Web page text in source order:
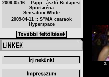
2009-05-16 :: Papp László Budapest
Sportaréna
Sensation White
2009-04-11 :: SYMA csarnok
Hyperspace
9.